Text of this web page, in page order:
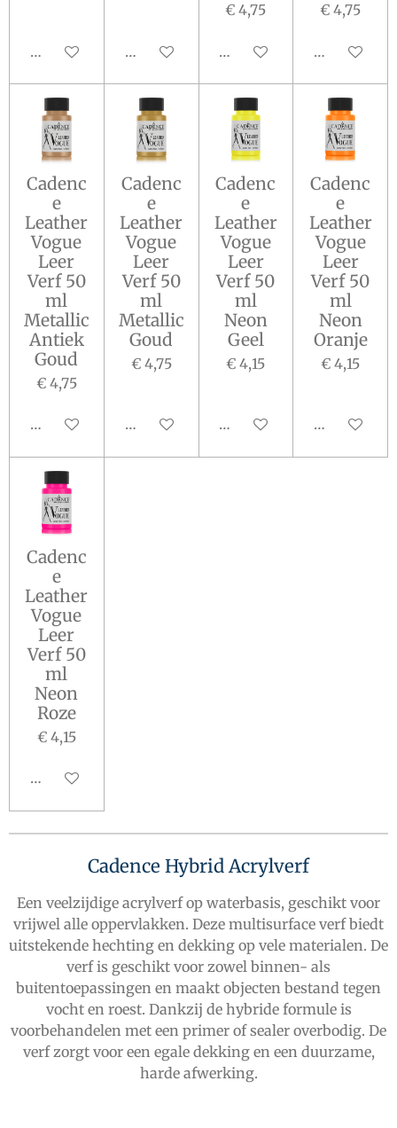
In winkelwagenIn winkelwagen
€ 4,75
In winkelwagen
€ 4,75
In
Cadenc
e
Leather
Vogue
Leer
Verf 50
ml
Metallic
Antiek
Goud
€ 4,75
In winkelwagen
Cadenc
e
Leather
Vogue
Leer
Verf 50
ml
Metallic
Goud
€ 4,75
In winkelwagen
Cadenc
e
Leather
Vogue
Leer
Verf 50
ml
Neon
Geel
€ 4,15
In winkelwagen
Cadenc
e
Leather
Vogue
Leer
Verf 50
ml
Neon
Oranje
€ 4,15
In
Cadenc
e
Leather
Vogue
Leer
Verf 50
ml
Neon
Roze
€ 4,15
In winkelwagen
Cadence Hybrid Acrylverf
Een veelzijdige acrylverf op waterbasis, geschikt voor
vrijwel alle oppervlakken. Deze multisurface verf biedt
uitstekende hechting en dekking op vele materialen. De
verf is geschikt voor zowel binnen- als
buitentoepassingen en maakt objecten bestand tegen
vocht en roest. Dankzij de hybride formule is
voorbehandelen met een primer of sealer overbodig. De
verf zorgt voor een egale dekking en een duurzame,
harde afwerking.